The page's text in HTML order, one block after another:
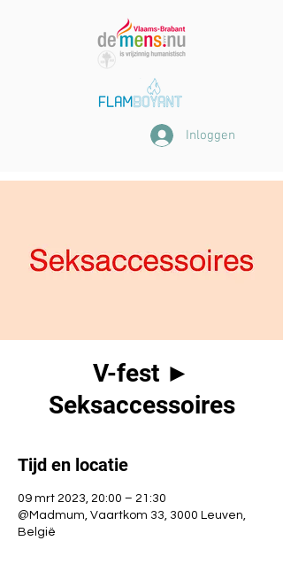
Inloggen
V-fest ►
Seksaccessoires
Tijd en locatie
09 mrt 2023, 20:00 – 21:30
@Madmum, Vaartkom 33, 3000 Leuven,
België